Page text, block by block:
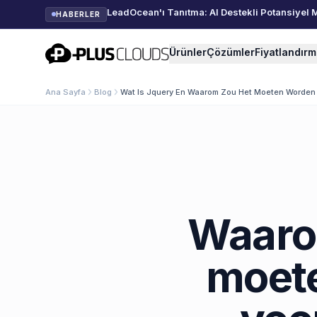
HABERLER LeadOcean'ı Tanıtma: AI Destekli
PlusClouds ÜrünlerÇözümler
Ana Sayfa Blog Wat Is Jquery En Waarom Zou Het Moeten